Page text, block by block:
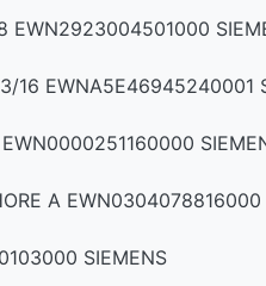
EWN2923004501000
16 EWNA5E46945240001
A EWN0304078816000
SIEMENS